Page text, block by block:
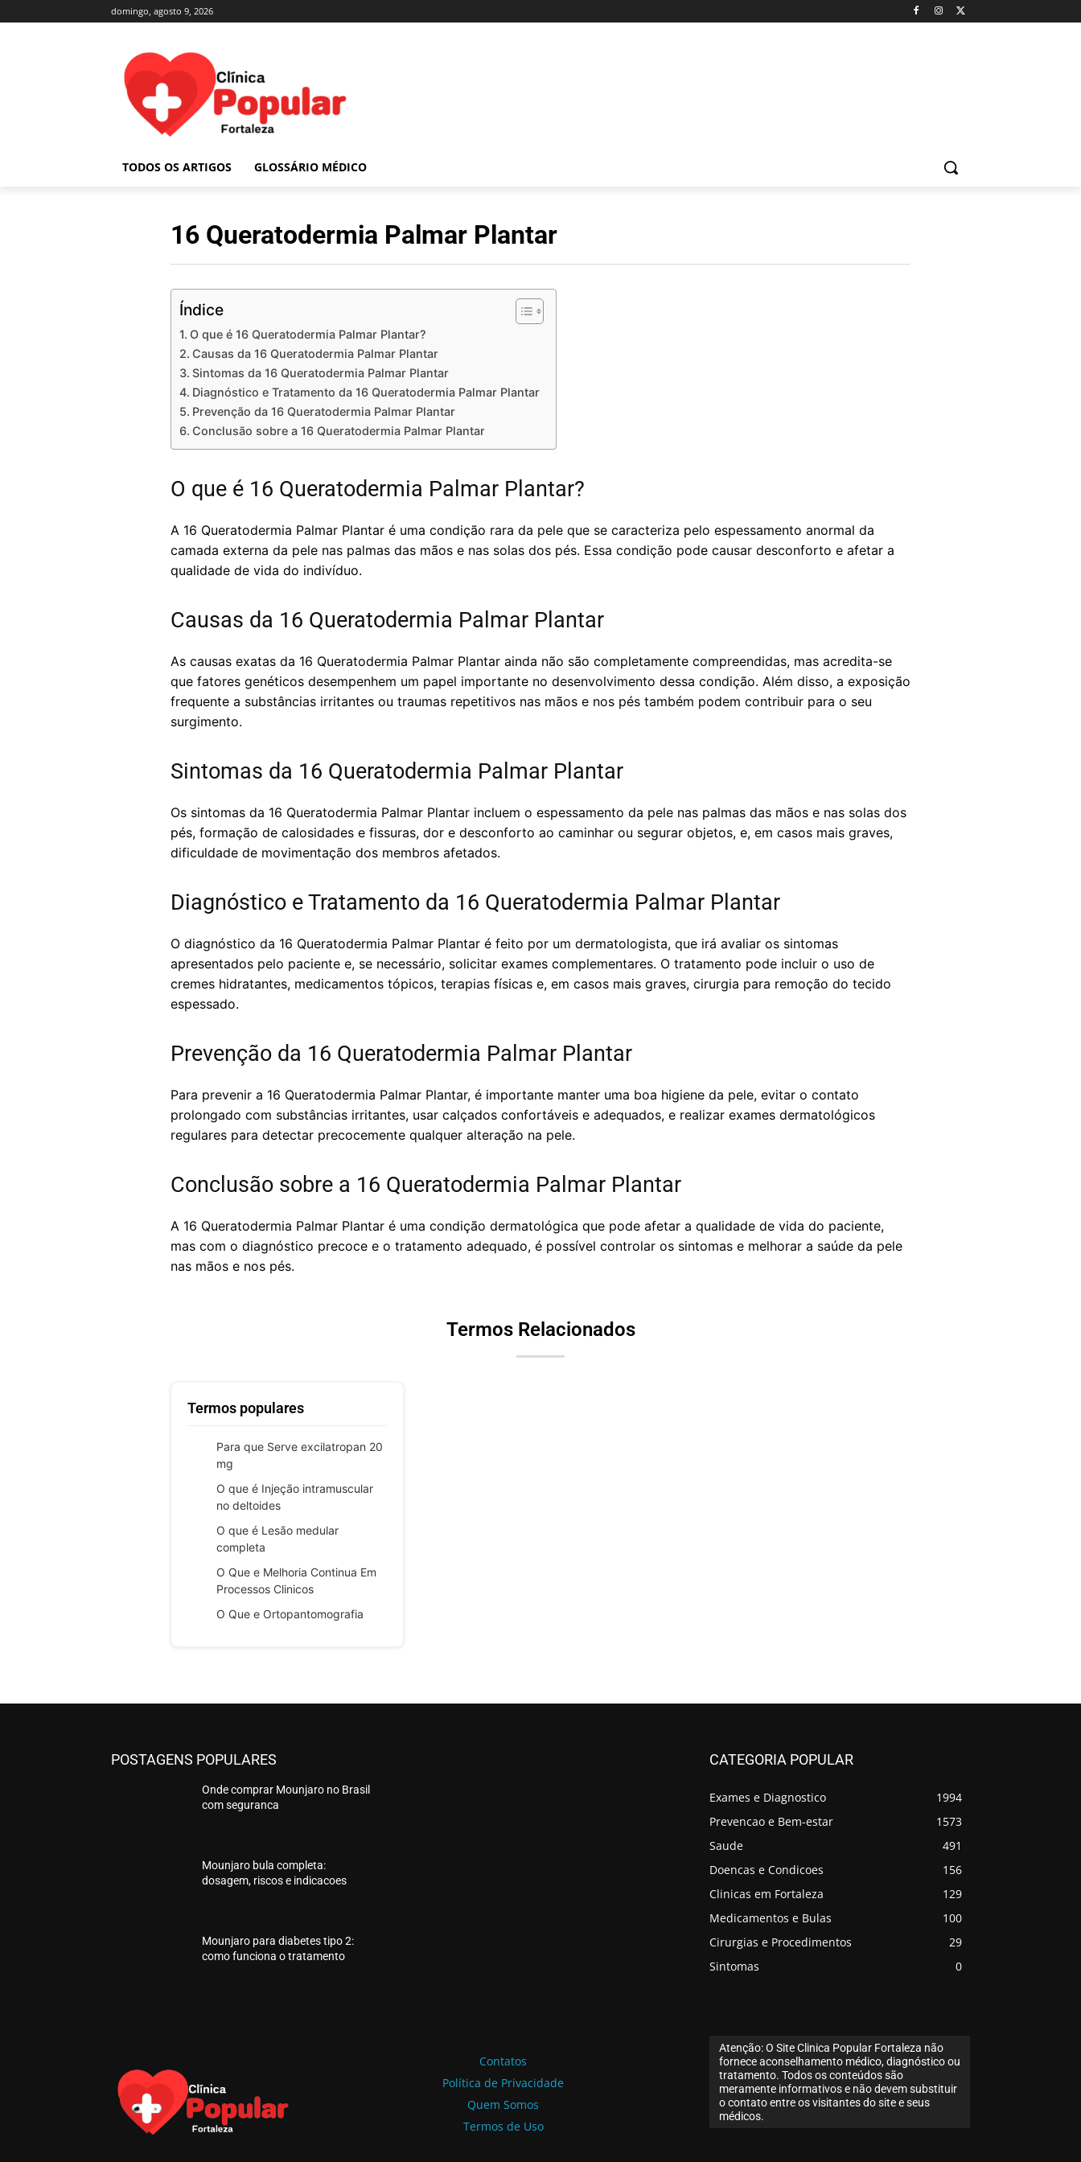
domingo, agosto 9, 2026
TODOS OS ARTIGOS GLOSSÁRIO MÉDICO
16 Queratodermia Palmar Plantar
Índice
O que é 16 Queratodermia Palmar Plantar?
Causas da 16 Queratodermia Palmar Plantar
Sintomas da 16 Queratodermia Palmar Plantar
Diagnóstico e Tratamento da 16 Queratodermia Palmar Plantar
Prevenção da 16 Queratodermia Palmar Plantar
Conclusão sobre a 16 Queratodermia Palmar Plantar
O que é 16 Queratodermia Palmar Plantar?
A 16 Queratodermia Palmar Plantar é uma condição rara da pele que se caracteriza pelo espessamento anormal da
camada externa da pele nas palmas das mãos e nas solas dos pés. Essa condição pode causar desconforto e afetar a
qualidade de vida do indivíduo.
Causas da 16 Queratodermia Palmar Plantar
As causas exatas da 16 Queratodermia Palmar Plantar ainda não são completamente compreendidas, mas acredita-se
que fatores genéticos desempenhem um papel importante no desenvolvimento dessa condição. Além disso, a exposição
frequente a substâncias irritantes ou traumas repetitivos nas mãos e nos pés também podem contribuir para o seu
surgimento.
Sintomas da 16 Queratodermia Palmar Plantar
Os sintomas da 16 Queratodermia Palmar Plantar incluem o espessamento da pele nas palmas das mãos e nas solas dos
pés, formação de calosidades e fissuras, dor e desconforto ao caminhar ou segurar objetos, e, em casos mais graves,
dificuldade de movimentação dos membros afetados.
Diagnóstico e Tratamento da 16 Queratodermia Palmar Plantar
O diagnóstico da 16 Queratodermia Palmar Plantar é feito por um dermatologista, que irá avaliar os sintomas
apresentados pelo paciente e, se necessário, solicitar exames complementares. O tratamento pode incluir o uso de
cremes hidratantes, medicamentos tópicos, terapias físicas e, em casos mais graves, cirurgia para remoção do tecido
espessado.
Prevenção da 16 Queratodermia Palmar Plantar
Para prevenir a 16 Queratodermia Palmar Plantar, é importante manter uma boa higiene da pele, evitar o contato
prolongado com substâncias irritantes, usar calçados confortáveis e adequados, e realizar exames dermatológicos
regulares para detectar precocemente qualquer alteração na pele.
Conclusão sobre a 16 Queratodermia Palmar Plantar
A 16 Queratodermia Palmar Plantar é uma condição dermatológica que pode afetar a qualidade de vida do paciente,
mas com o diagnóstico precoce e o tratamento adequado, é possível controlar os sintomas e melhorar a saúde da pele
nas mãos e nos pés.
Termos Relacionados
Termos populares
Para que Serve excilatropan 20
mg
O que é Injeção intramuscular
no deltoides
O que é Lesão medular
completa
O Que e Melhoria Continua Em
Processos Clinicos
O Que e Ortopantomografia
POSTAGENS POPULARES
Onde comprar Mounjaro no Brasil
com seguranca
Mounjaro bula completa:
dosagem, riscos e indicacoes
Mounjaro para diabetes tipo 2:
como funciona o tratamento
CATEGORIA POPULAR
Exames e Diagnostico
1994
Prevencao e Bem-estar
1573
Saude
491
Doencas e Condicoes
156
Clinicas em Fortaleza
129
Medicamentos e Bulas
100
Cirurgias e Procedimentos
29
Sintomas
0
Contatos
Política de Privacidade
Quem Somos
Termos de Uso
Atenção: O Site Clinica Popular Fortaleza não
fornece aconselhamento médico, diagnóstico ou
tratamento. Todos os conteúdos são
meramente informativos e não devem substituir
o contato entre os visitantes do site e seus
médicos.